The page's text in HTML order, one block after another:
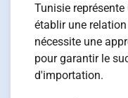
Tunisie
établir une
nécessite une
pour garantir le
d'importation.